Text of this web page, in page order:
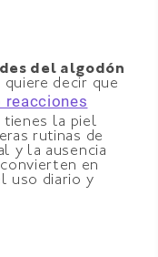
del algodón
decir que
reacciones
tienes la piel
rutinas de
y la ausencia
en
uso diario y